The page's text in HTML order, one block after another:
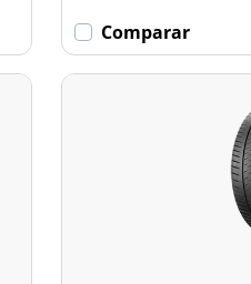
Comparar